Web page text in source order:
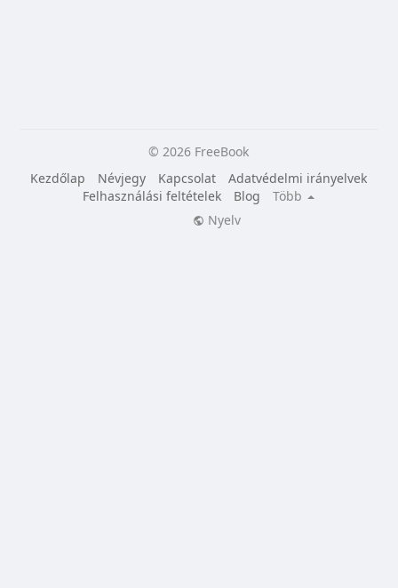
© 2026 FreeBook
Kezdőlap
Névjegy Kapcsolat
Adatvédelmi irányelvek
Felhasználási feltételek
Blog
Több
Nyelv